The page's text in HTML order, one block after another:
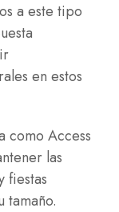
a este tipo
en estos
como Access
las
fiestas
tamaño.